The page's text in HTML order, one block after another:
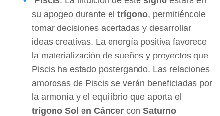
su apogeo durante el trígono, permitiéndole
tomar decisiones acertadas y desarrollar
ideas creativas. La energía positiva favorece
la materialización de sueños y proyectos que
Piscis ha estado postergando. Las relaciones
amorosas de Piscis se verán beneficiadas por
la armonía y el equilibrio que aporta el
trígono Sol en Cáncer con Saturno